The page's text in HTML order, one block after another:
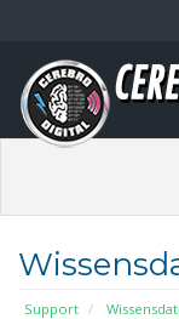
Support